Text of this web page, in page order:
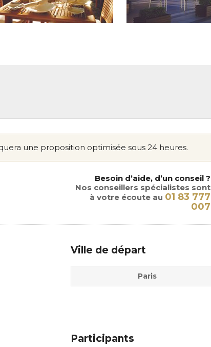
une proposition optimisée sous 24 heures.
Besoin d’aide, d’un conseil ?
Nos conseillers spécialistes sont
à votre écoute au 01 83 777
007
Ville de départ
Paris
Participants